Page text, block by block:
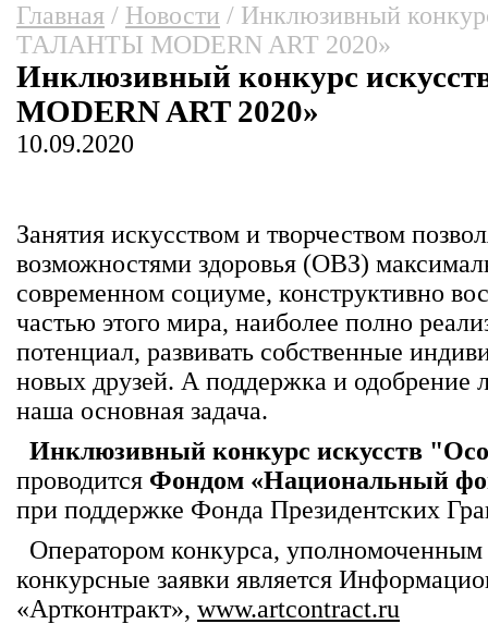
Вы здесь
Главная / Новости / Инклюзивный
ТАЛАНТЫ MODERN ART 2020»
Инклюзивный конкурс
MODERN ART 2020»
10.09.2020
Занятия искусством и творчеством
возможностями здоровья (ОВЗ)
современном социуме, конструктивно
частью этого мира, наиболее полно
потенциал, развивать собственные
новых друзей. А поддержка и одобрение
наша основная задача.
Инклюзивный конкурс искусств
проводится Фондом «Национальный
при поддержке Фонда Президентских
Оператором конкурса, уполномоченным
конкурсные заявки является
«Артконтракт», www.artcontract.ru